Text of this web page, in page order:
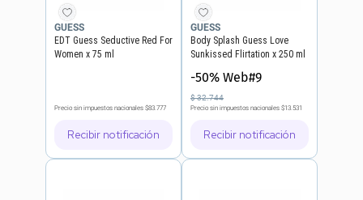
GUESS
EDT Guess Seductive Red For
Women x 75 ml
Precio sin impuestos nacionales $83.777
Recibir notificación
GUESS
Body Splash Guess Love
Sunkissed Flirtation x 250 ml
-50% Web#9
$32.744
Precio sin impuestos nacionales $13.531
Recibir notificación